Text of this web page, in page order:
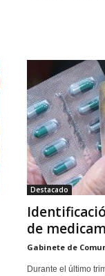
Destacado
de
Gabinete de
Durante el último